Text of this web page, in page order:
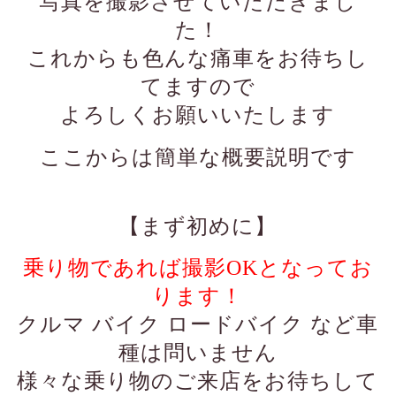
た！
これからも色んな痛車をお待ちし
てますので
よろしくお願いいたします
ここからは簡単な概要説明です
【まず初めに】
乗り物であれば撮影OKとなってお
ります！
クルマ バイク ロードバイク など車
種は問いません
様々な乗り物のご来店をお待ちして